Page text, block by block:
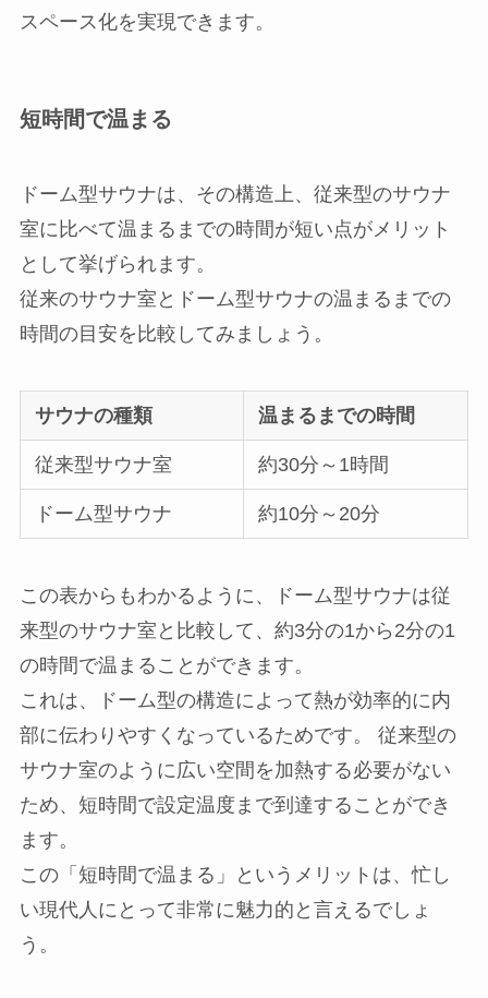
スペース化を実現できます。
短時間で温まる
ドーム型サウナは、その構造上、従来型のサウナ
室に比べて温まるまでの時間が短い点がメリット
として挙げられます。
従来のサウナ室とドーム型サウナの温まるまでの
時間の目安を比較してみましょう。
サウナの種類 温まるまでの時間
従来型サウナ室 約30分～1時間
ドーム型サウナ 約10分～20分
この表からもわかるように、ドーム型サウナは従
来型のサウナ室と比較して、約3分の1から2分の1
の時間で温まることができます。
これは、ドーム型の構造によって熱が効率的に内
部に伝わりやすくなっているためです。 従来型の
サウナ室のように広い空間を加熱する必要がない
ため、短時間で設定温度まで到達することができ
ます。
この「短時間で温まる」というメリットは、忙し
い現代人にとって非常に魅力的と言えるでしょ
う。